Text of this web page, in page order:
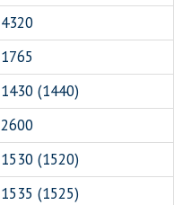
4320
1765
1430 (1440)
2600
1530 (1520)
1535 (1525)